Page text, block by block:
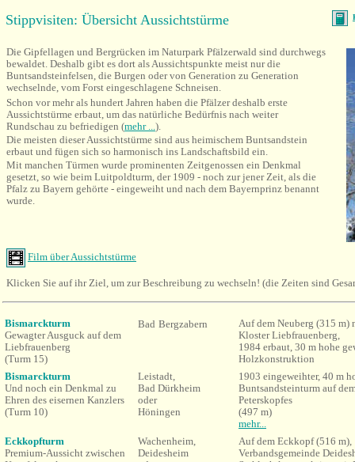
Stippvisiten: Übersicht Aussichtstürme
Die Gipfellagen und Bergrücken im Naturpark Pfälzerwald sind durchwegs
bewaldet. Deshalb gibt es dort als Aussichtspunkte meist nur die
Buntsandsteinfelsen, die Burgen oder von Generation zu Generation
wechselnde, vom Forst eingeschlagene Schneisen.
Schon vor mehr als hundert Jahren haben die Pfälzer deshalb erste
Aussichtstürme erbaut, um das natürliche Bedürfnis nach weiter
Rundschau zu befriedigen (mehr ...).
Die meisten dieser Aussichtstürme sind aus heimischem Buntsandstein
erbaut und fügen sich so harmonisch ins Landschaftsbild ein.
Mit manchen Türmen wurde prominenten Zeitgenossen ein Denkmal
gesetzt, so wie beim Luitpoldturm, der 1909 - noch zur jener Zeit, als die
Pfalz zu Bayern gehörte - eingeweiht und nach dem Bayernprinz benannt
wurde.
Film über Aussichtstürme
Klicken Sie auf ihr Ziel, um zur Beschreibung zu wechseln! (die Zeiten sind
Bismarckturm
Gewagter Ausguck auf dem
Liebfrauenberg
(Turm 15)
Bad Bergzabern Auf dem Neuberg (315 m)
Kloster Liebfrauenberg,
1984 erbaut, 30 m hohe
Holzkonstruktion
Bismarckturm
Und noch ein Denkmal zu
Ehren des eisernen Kanzlers
(Turm 10)
Leistadt,
Bad Dürkheim
oder
Höningen
1903 eingeweihter, 40 m
Buntsandsteinturm auf
Peterskopfes
(497 m)
mehr...
Eckkopfturm
Premium-Aussicht zwischen
Wachenheim,
Deidesheim
Auf dem Eckkopf (516 m),
Verbandsgemeinde